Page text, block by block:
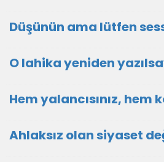
Düşünün ama lütfen
O lahika yeniden
Hem yalancısınız, hem
Ahlaksız olan siyaset